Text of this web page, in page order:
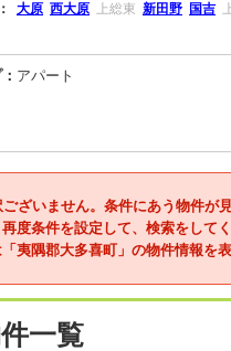
大原 西大原 上総東 新田野 国吉
アパート
ざいません。条件にあう物件が
再度条件を設定して、検索をしてく
夷隅郡大多喜町」の物件情報を
一覧